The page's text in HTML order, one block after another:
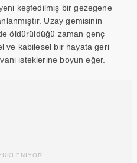
keşfedilmiş bir gezegene
Uzay gemisinin
öldürüldüğü zaman genç
ve kabilesel bir hayata geri
isteklerine boyun eğer.